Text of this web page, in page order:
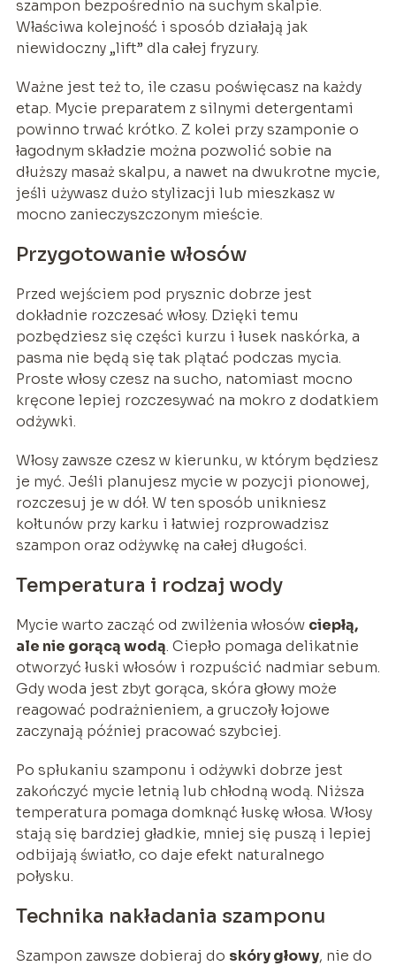
szampon bezpośrednio na suchym skalpie.
Właściwa kolejność i sposób działają jak
niewidoczny „lift” dla całej fryzury.
Ważne jest też to, ile czasu poświęcasz na każdy
etap. Mycie preparatem z silnymi detergentami
powinno trwać krótko. Z kolei przy szamponie o
łagodnym składzie można pozwolić sobie na
dłuższy masaż skalpu, a nawet na dwukrotne mycie,
jeśli używasz dużo stylizacji lub mieszkasz w
mocno zanieczyszczonym mieście.
Przygotowanie włosów
Przed wejściem pod prysznic dobrze jest
dokładnie rozczesać włosy. Dzięki temu
pozbędziesz się części kurzu i łusek naskórka, a
pasma nie będą się tak plątać podczas mycia.
Proste włosy czesz na sucho, natomiast mocno
kręcone lepiej rozczesywać na mokro z dodatkiem
odżywki.
Włosy zawsze czesz w kierunku, w którym będziesz
je myć. Jeśli planujesz mycie w pozycji pionowej,
rozczesuj je w dół. W ten sposób unikniesz
kołtunów przy karku i łatwiej rozprowadzisz
szampon oraz odżywkę na całej długości.
Temperatura i rodzaj wody
Mycie warto zacząć od zwilżenia włosów ciepłą,
ale nie gorącą wodą. Ciepło pomaga delikatnie
otworzyć łuski włosów i rozpuścić nadmiar sebum.
Gdy woda jest zbyt gorąca, skóra głowy może
reagować podrażnieniem, a gruczoły łojowe
zaczynają później pracować szybciej.
Po spłukaniu szamponu i odżywki dobrze jest
zakończyć mycie letnią lub chłodną wodą. Niższa
temperatura pomaga domknąć łuskę włosa. Włosy
stają się bardziej gładkie, mniej się puszą i lepiej
odbijają światło, co daje efekt naturalnego
połysku.
Technika nakładania szamponu
Szampon zawsze dobieraj do skóry głowy, nie do